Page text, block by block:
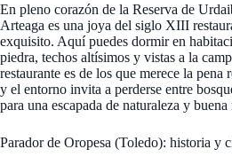
En pleno corazón de la Reserva de
Arteaga es una joya del siglo XIII
exquisito. Aquí puedes dormir en
piedra, techos altísimos y vistas a la
restaurante es de los que merece la pena
y el entorno invita a perderse entre
para una escapada de naturaleza y buena
Parador de Oropesa (Toledo): historia y